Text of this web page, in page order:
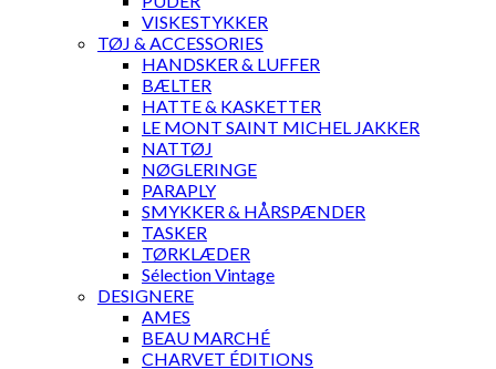
VISKESTYKKER
TØJ & ACCESSORIES
HANDSKER & LUFFER
BÆLTER
HATTE & KASKETTER
LE MONT SAINT MICHEL JAKKER
NATTØJ
NØGLERINGE
PARAPLY
SMYKKER & HÅRSPÆNDER
TASKER
TØRKLÆDER
Sélection Vintage
DESIGNERE
AMES
BEAU MARCHÉ
CHARVET ÉDITIONS